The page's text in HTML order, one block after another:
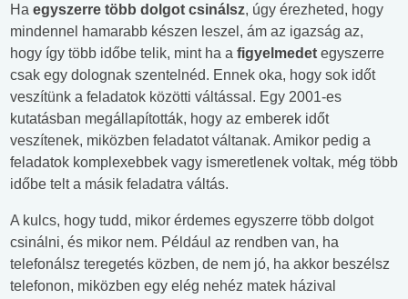
Ha egyszerre több dolgot csinálsz, úgy érezheted, hogy
mindennel hamarabb készen leszel, ám az igazság az,
hogy így több időbe telik, mint ha a figyelmedet egyszerre
csak egy dolognak szentelnéd. Ennek oka, hogy sok időt
veszítünk a feladatok közötti váltással. Egy 2001-es
kutatásban megállapították, hogy az emberek időt
veszítenek, miközben feladatot váltanak. Amikor pedig a
feladatok komplexebbek vagy ismeretlenek voltak, még több
időbe telt a másik feladatra váltás.
A kulcs, hogy tudd, mikor érdemes egyszerre több dolgot
csinálni, és mikor nem. Például az rendben van, ha
telefonálsz teregetés közben, de nem jó, ha akkor beszélsz
telefonon, miközben egy elég nehéz matek házival